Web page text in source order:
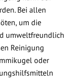
Bei allen
um die
umweltfreundlich
Reinigung
oder